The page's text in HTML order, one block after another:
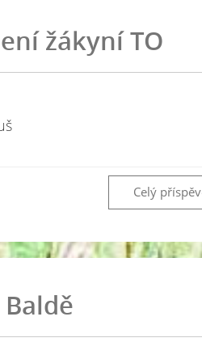
žákyní TO
Celý
Baldě